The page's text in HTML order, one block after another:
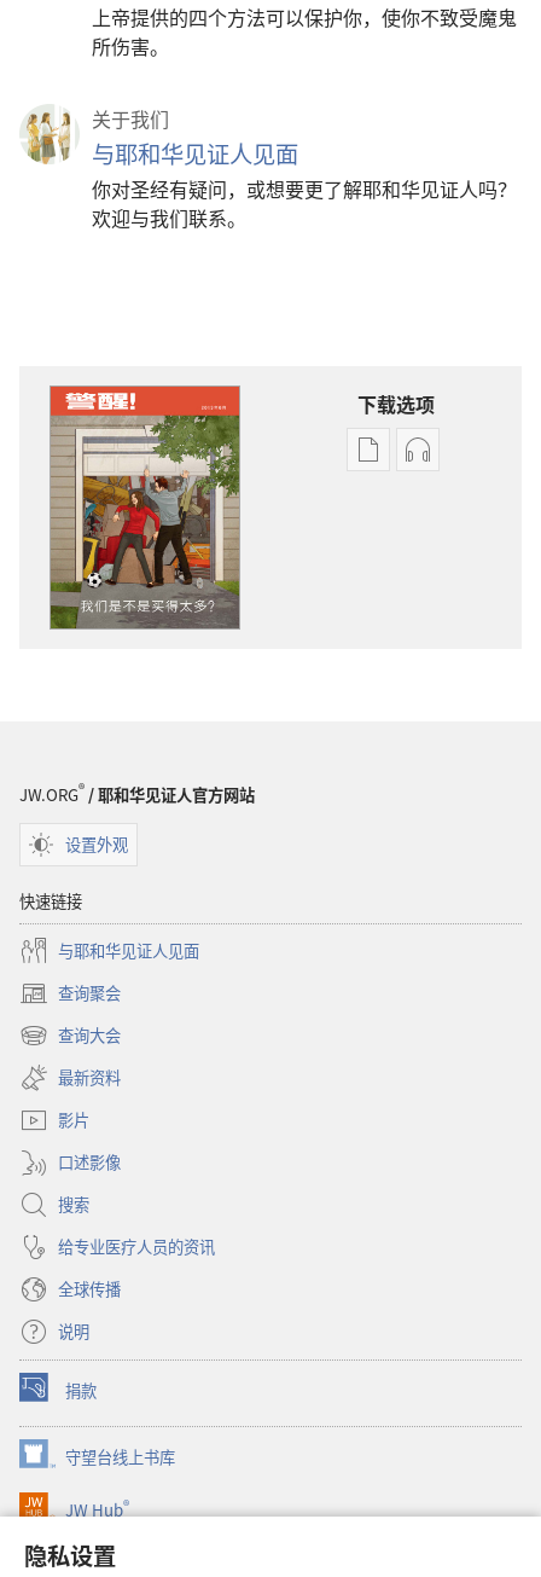
隐私设置
上帝提供的四个方法可以保护你，使你不致受魔鬼
所伤害。
关于我们
与耶和华见证人见面
你对圣经有疑问，或想要更了解耶和华见证人吗？
欢迎与我们联系。
下载选项
出
太
音
多？
JW.ORG® / 耶和华见证人官方网站
设置外观
快速链接
与耶和华见证人见面
查询聚会
（打
开
新
窗
口）
查询大会
（打
开
新
窗
最新资料
影片
口述影像
搜索
给专业医疗人员的资讯
全球传播
说明
捐款
（打
开
新
窗
口）
守望台线上书库
（打
开
新
口）
JW Hub®
（打
开
新
JW Library®